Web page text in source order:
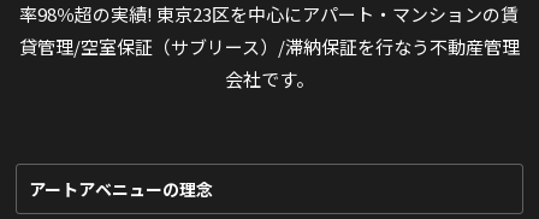
率98％超の実績! 東京23区を中心にアパート・マンションの賃
貸管理/空室保証（サブリース）/滞納保証を行なう不動産管理
会社です。
アートアベニューの理念